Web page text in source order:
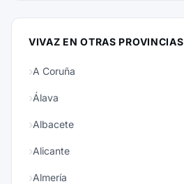
VIVAZ EN OTRAS PROVINCIAS
A Coruña
Álava
Albacete
Alicante
Almería